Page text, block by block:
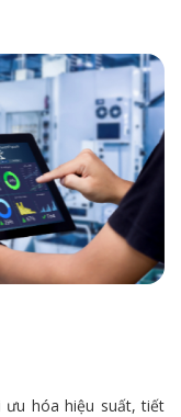
ưu hóa hiệu suất, tiết